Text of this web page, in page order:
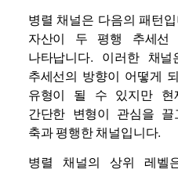
병렬 채널은 다음의 패턴
자산이 두 평행 추세선
나타납니다. 이러한 채
추세선의 방향이 어떻게
유형이 될 수 있지만 현
간단한 변형이 관심을
축과 평행한 채널입니다.
병렬 채널의 상위 레벨